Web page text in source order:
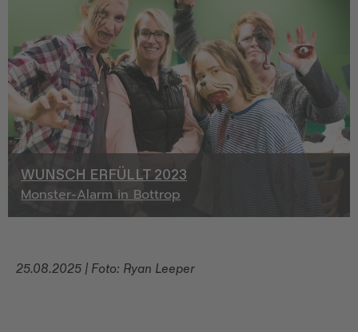
WUNSCH ERFÜLLT 2023
Monster-Alarm in Bottrop
25.08.2025 | Foto: Ryan Leeper